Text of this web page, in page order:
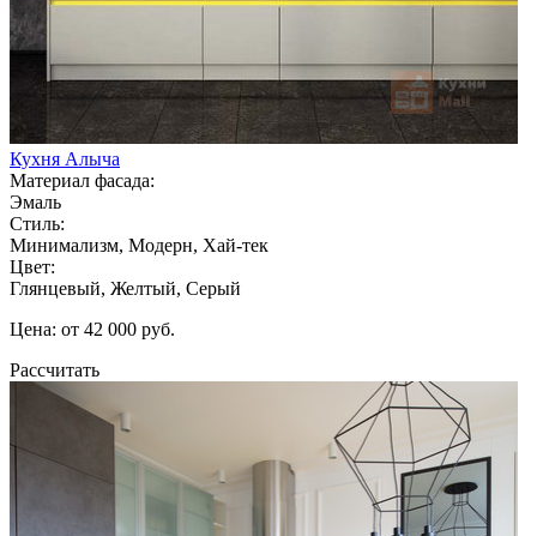
Кухня Алыча
Материал фасада:
Эмаль
Стиль:
Минимализм, Модерн, Хай-тек
Цвет:
Глянцевый, Желтый, Серый
Цена: от 42 000 руб.
Рассчитать